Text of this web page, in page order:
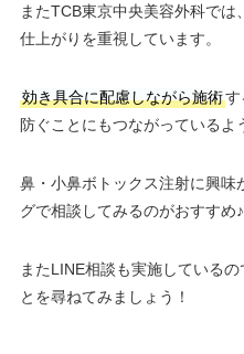
またTCB東京中央美容外科で
仕上がりを重視しています。
効き具合に配慮しながら施術す
防ぐことにもつながっているよ
鼻・小鼻ボトックス注射に興味
グで相談してみるのがおすすめ♪
またLINE相談も実施している
とを尋ねてみましょう！